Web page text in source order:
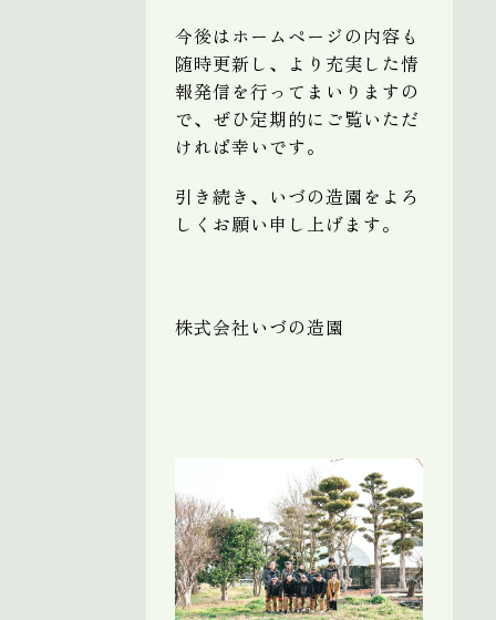
今後はホームページの内容も
随時更新し、より充実した情
報発信を行ってまいりますの
で、ぜひ定期的にご覧いただ
ければ幸いです。
引き続き、いづの造園をよろ
しくお願い申し上げます。
株式会社いづの造園